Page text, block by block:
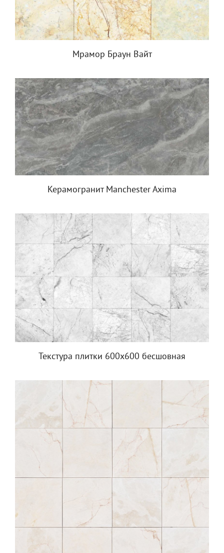
Мрамор Браун Вайт
Керамогранит Manchester Axima
Текстура плитки 600х600 бесшовная